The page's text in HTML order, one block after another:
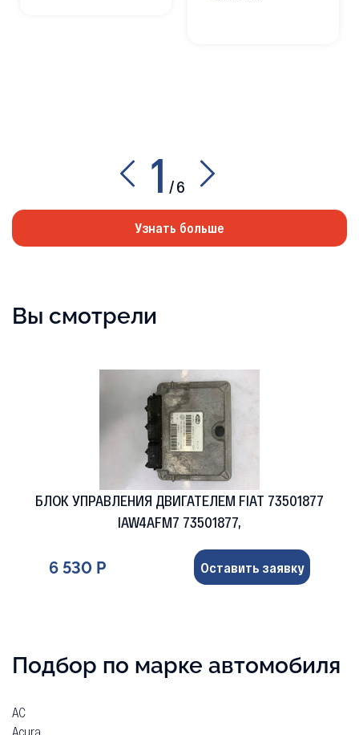
1 /6
Узнать больше
Вы смотрели
БЛОК УПРАВЛЕНИЯ ДВИГАТЕЛЕМ FIAT 73501877
IAW4AFM7 73501877,
6 530 Р Оставить заявку
Подбор по марке автомобиля
AC
Acura